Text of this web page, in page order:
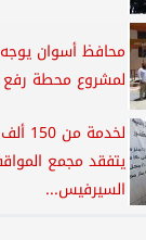
محافظ أسوان يوجه
لمشروع محطة رفع
يتفقد مجمع
السيرفيس...